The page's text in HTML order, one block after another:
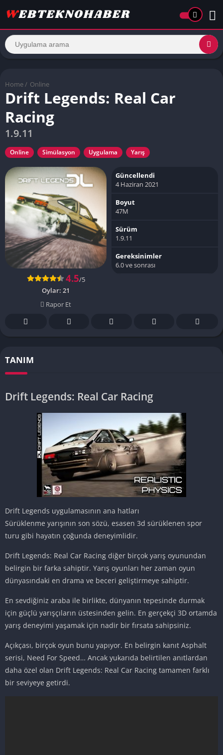
Home / Online
Drift Legends: Real Car
Racing
1.9.11
Online Simülasyon Uygulama Yarış
4.5/5
Oylar: 21
Rapor Et
Güncellendi
4 Haziran 2021
Boyut
47M
Sürüm
1.9.11
Gereksinimler
6.0 ve sonrası
TANIM
Drift Legends: Real Car Racing
Drift Legends uygulamasının ana hatları
Sürüklenme yarışının son sözü, esasen 3d sürüklenen spor
turu gibi hayatın çoğunda deneyimlidir.
Drift Legends: Real Car Racing diğer birçok yarış oyunundan
belirgin bir farka sahiptir. Yarış oyunları her zaman oyun
dünyasındaki en drama ve beceri geliştirmeye sahiptir.
En sevdiğiniz araba ile birlikte, dünyanın tepesinde durmak
için güçlü yarışçıların üstesinden gelin. En gerçekçi 3D ortamda
yarış deneyimi yaşamak için nadir bir fırsata sahipsiniz.
Açıkçası, birçok oyun bunu yapıyor. En belirgin kanıt Asphalt
serisi, Need For Speed… Ancak yukarıda belirtilen anıtlardan
daha özel olan Drift Legends: Real Car Racing tamamen farklı
bir seviyeye getirdi.